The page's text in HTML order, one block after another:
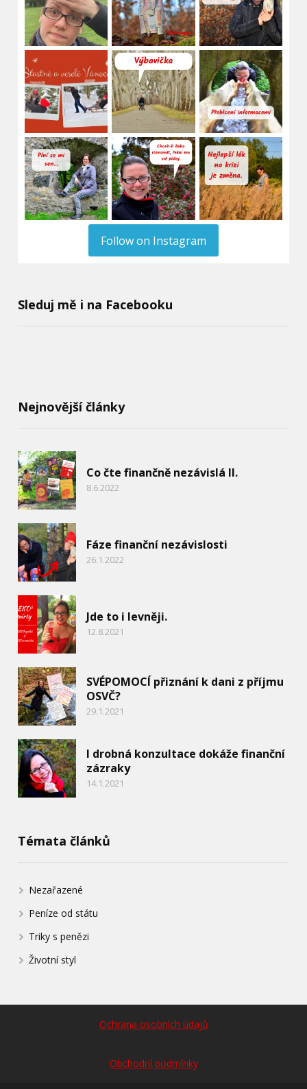
Follow on Instagram
Sleduj mě i na Facebooku
Nejnovější články
Co čte finančně nezávislá II.
8.6.2022
Fáze finanční nezávislosti
26.1.2022
Jde to i levněji.
12.8.2021
SVÉPOMOCÍ přiznání k dani z příjmu
OSVČ?
29.1.2021
I drobná konzultace dokáže finanční
zázraky
14.1.2021
Témata článků
Nezařazené
Peníze od státu
Triky s penězi
Životní styl
Ochrana osobních údajů
Obchodní podmínky